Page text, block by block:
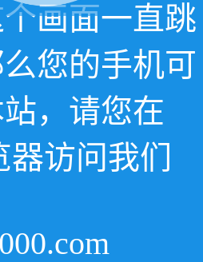
画面一直跳
您的手机可
，请您在
器访问我们